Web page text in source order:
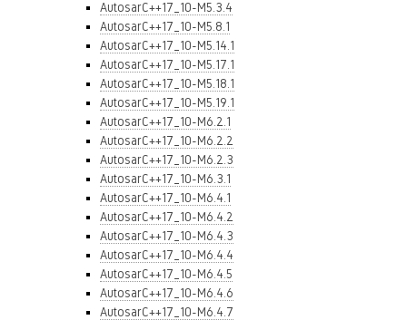
AutosarC++17_10-M5.3.4
AutosarC++17_10-M5.8.1
AutosarC++17_10-M5.14.1
AutosarC++17_10-M5.17.1
AutosarC++17_10-M5.18.1
AutosarC++17_10-M5.19.1
AutosarC++17_10-M6.2.1
AutosarC++17_10-M6.2.2
AutosarC++17_10-M6.2.3
AutosarC++17_10-M6.3.1
AutosarC++17_10-M6.4.1
AutosarC++17_10-M6.4.2
AutosarC++17_10-M6.4.3
AutosarC++17_10-M6.4.4
AutosarC++17_10-M6.4.5
AutosarC++17_10-M6.4.6
AutosarC++17_10-M6.4.7